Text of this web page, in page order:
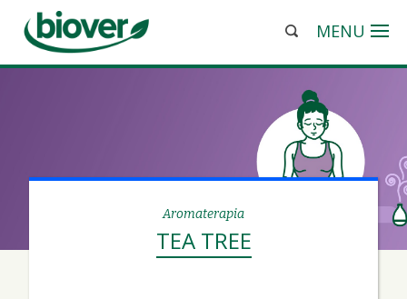
MENU
Aromaterapia
TEA TREE